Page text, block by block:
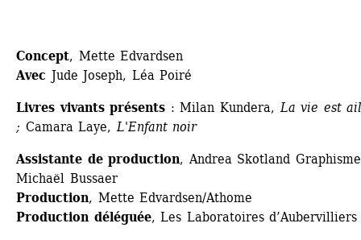
Concept, Mette Edvardsen
Avec Jude Joseph, Léa Poiré
Livres vivants présents : Milan Kundera, La vie est
; Camara Laye, L'Enfant noir
Assistante de production, Andrea Skotland
Michaël Bussaer
Production, Mette Edvardsen/Athome
Production déléguée, Les Laboratoires d’Aubervilliers